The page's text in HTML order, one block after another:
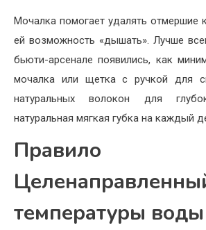
Мочалка помогает удалять отмершие
ей возможность «дышать». Лучше
бьюти-арсенале появились, как
мочалка или щетка с ручкой для
натуральных волокон для
натуральная мягкая губка на каждый
температуры воды